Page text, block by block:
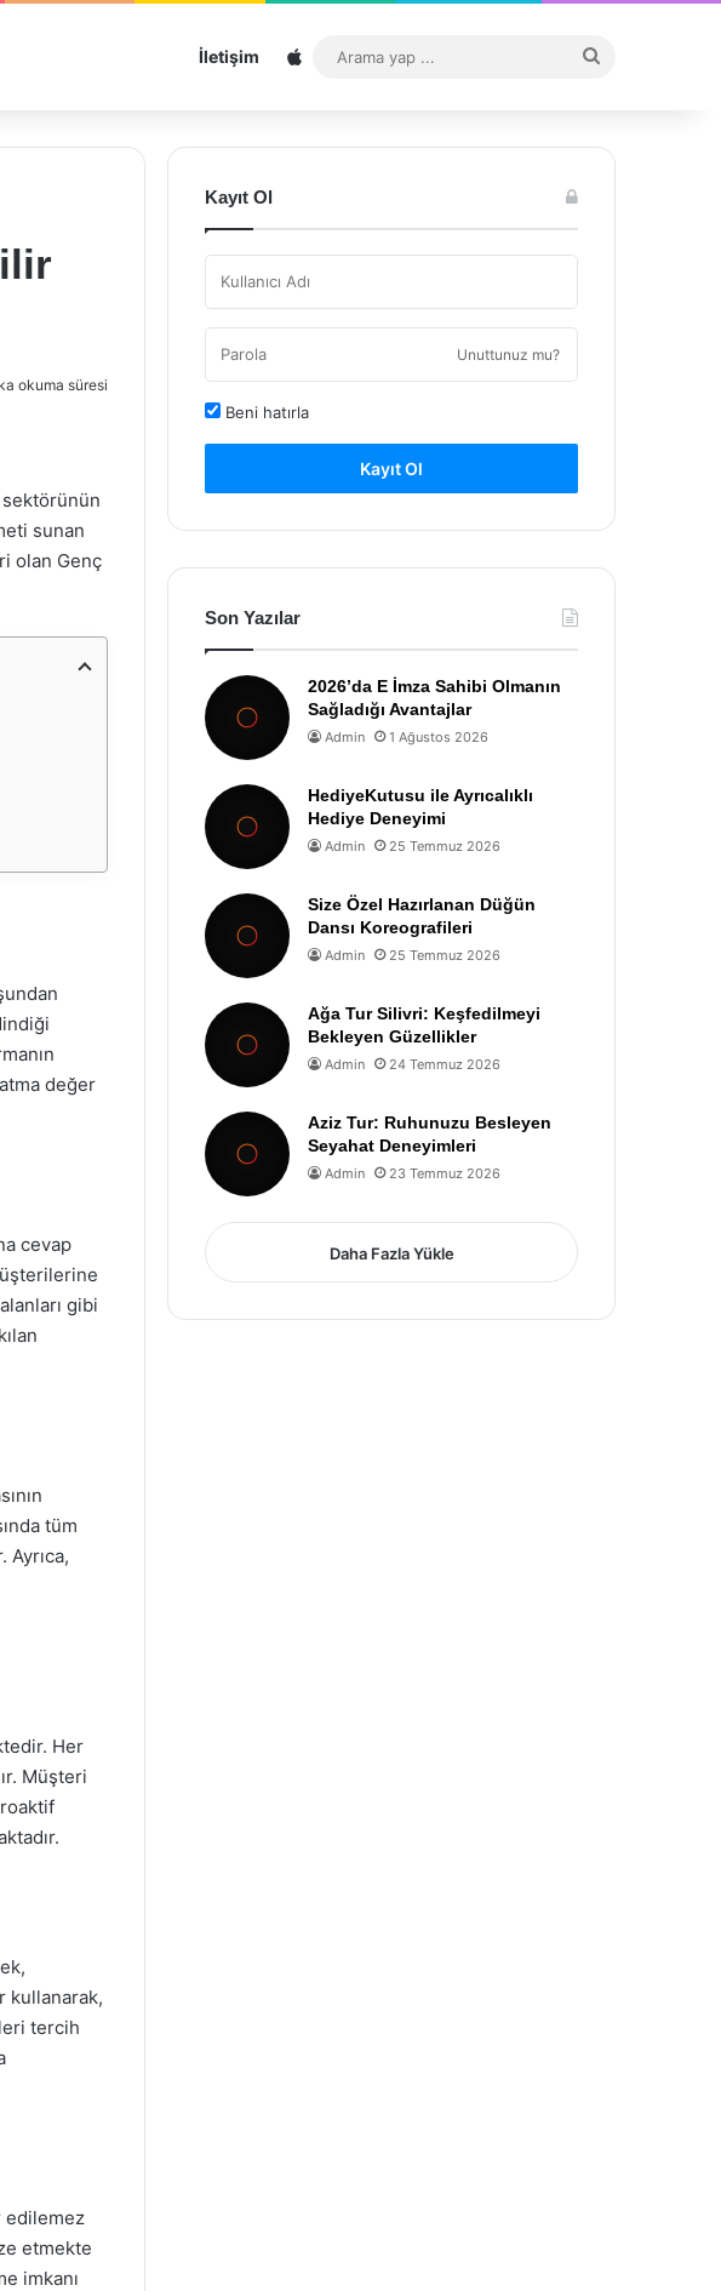
İletişim Sitemap
...
okuma süresi
sektörünün
sunan
olan Genç
değer
cevap
gibi
tüm
Her
Müşteri
kullanarak,
tercih
edilemez
etmekte
imkanı
Kayıt Ol
Unuttunuz mu?
Beni hatırla
Kayıt Ol
Son Yazılar
2026’da E İmza Sahibi Olmanın
Sağladığı Avantajlar
Admin 1 Ağustos 2026
HediyeKutusu ile Ayrıcalıklı
Hediye Deneyimi
Admin 25 Temmuz 2026
Size Özel Hazırlanan Düğün
Dansı Koreografileri
Admin 25 Temmuz 2026
Ağa Tur Silivri: Keşfedilmeyi
Bekleyen Güzellikler
Admin 24 Temmuz 2026
Aziz Tur: Ruhunuzu Besleyen
Seyahat Deneyimleri
Admin 23 Temmuz 2026
Daha Fazla Yükle